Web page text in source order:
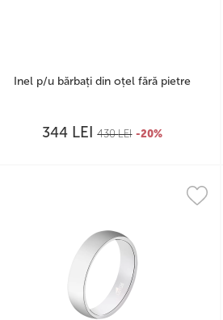
Inel p/u bărbați din oțel fără pietre
344 LEI 430LEI -20%